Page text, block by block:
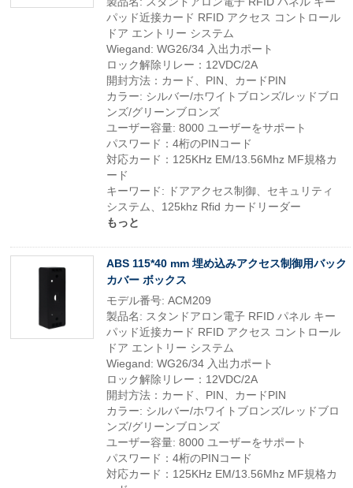
パッド近接カード RFID アクセス コントロール
ドア エントリー システム
Wiegand: WG26/34 入出力ポート
ロック解除リレー：12VDC/2A
開封方法：カード、PIN、カードPIN
カラー: シルバー/ホワイトブロンズ/レッドブロ
ンズ/グリーンブロンズ
ユーザー容量: 8000 ユーザーをサポート
パスワード：4桁のPINコード
対応カード：125KHz EM/13.56Mhz MF規格カ
ード
キーワード: ドアアクセス制御、セキュリティ
システム、125khz Rfid カードリーダー
もっと
ABS 115*40 mm 埋め込みアクセス制御用バック
カバー ボックス
モデル番号: ACM209
製品名: スタンドアロン電子 RFID パネル キー
パッド近接カード RFID アクセス コントロール
ドア エントリー システム
Wiegand: WG26/34 入出力ポート
ロック解除リレー：12VDC/2A
開封方法：カード、PIN、カードPIN
カラー: シルバー/ホワイトブロンズ/レッドブロ
ンズ/グリーンブロンズ
ユーザー容量: 8000 ユーザーをサポート
パスワード：4桁のPINコード
対応カード：125KHz EM/13.56Mhz MF規格カ